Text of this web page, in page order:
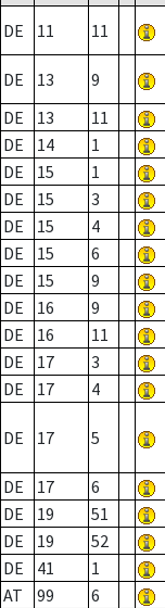
DE 11 11
DE 13 9
DE
13 11
DE
14 1
DE
15 1
DE
15 3
DE
15 4
DE
15 6
DE
15 9
DE
16 9
DE
16 11
DE
17 3
DE
17 4
DE 17 5
DE 17 6
DE
19 51
DE
19 52
DE
41 1
AT
99 6